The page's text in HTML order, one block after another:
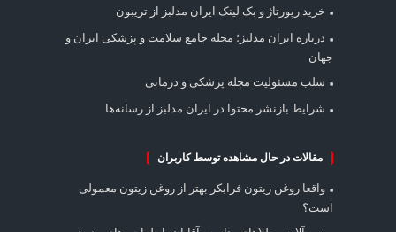
خرید رپورتاژ و بک لینک ایران مدلبز از تریبون
درباره ایران مدلبز؛ مجله جامع سلامت و پزشکی ایران و
جهان
سلب مسئولیت مجله پزشکی و درمانی
شرایط بازنشر محتوا در ایران مدلبز از رسانه‌ها
مقالات در حال مشاهده توسط کاربران
واقعا روغن زیتون فرابکر بهتر از روغن زیتون معمولی
است؟